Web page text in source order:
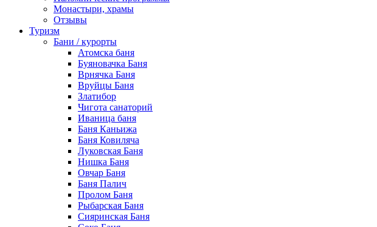
Монастыри, храмы
Отзывы
Туризм
Бани / курорты
Атомска баня
Буяновачка Баня
Врнячка Баня
Вруйцы Баня
Златибор
Чигота санаторий
Иваница баня
Баня Каньижа
Баня Ковиляча
Луковская Баня
Нишка Баня
Овчар Баня
Баня Палич
Пролом Баня
Рыбарская Баня
Сияринская Баня